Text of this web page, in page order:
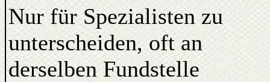
Nur für Spezialisten zu
unterscheiden, oft an
derselben Fundstelle